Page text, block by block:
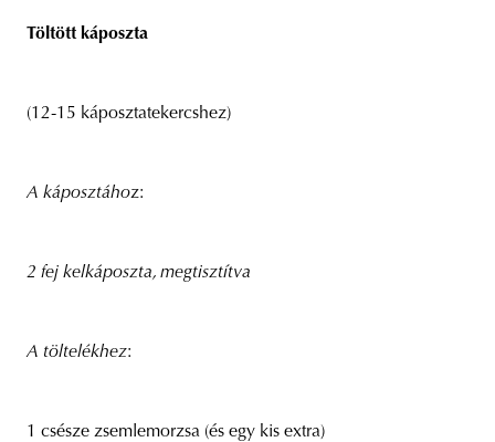
Töltött káposzta
(12-15 káposztatekercshez)
A káposztához:
2 fej kelkáposzta, megtisztítva
A töltelékhez:
1 csésze zsemlemorzsa (és egy kis extra)